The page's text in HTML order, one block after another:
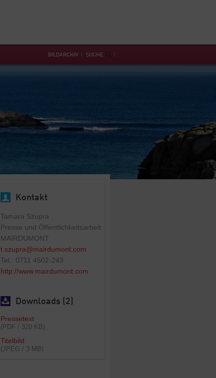
BILDARCHIV SUCHE
Kontakt
Tamara Szupra
Presse und Öffentlichkeitsarbeit
MAIRDUMONT
t.szupra@mairdumont.com
Tel.: 0711 4502-243
http://www.mairdumont.com
Downloads (2)
Pressetext
(PDF / 320 KB)
Titelbild
(JPEG / 3 MB)